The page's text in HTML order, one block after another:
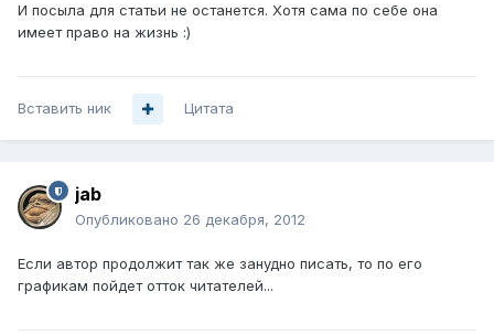
И посыла для статьи не останется. Хотя сама по себе она
имеет право на жизнь :)
Вставить ник Цитата
jab
Опубликовано 26 декабря, 2012
Если автор продолжит так же занудно писать, то по его
графикам пойдет отток читателей...